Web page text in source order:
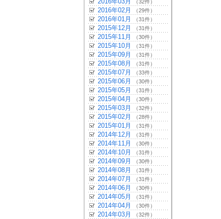
（32件）
2016年02月 （29件）
2016年01月 （31件）
2015年12月 （31件）
2015年11月 （30件）
2015年10月 （31件）
2015年09月 （31件）
2015年08月 （31件）
2015年07月 （33件）
2015年06月 （30件）
2015年05月 （31件）
2015年04月 （30件）
2015年03月 （32件）
2015年02月 （28件）
2015年01月 （31件）
2014年12月 （31件）
2014年11月 （30件）
2014年10月 （31件）
2014年09月 （30件）
2014年08月 （31件）
2014年07月 （31件）
2014年06月 （30件）
2014年05月 （31件）
2014年04月 （30件）
2014年03月 （32件）